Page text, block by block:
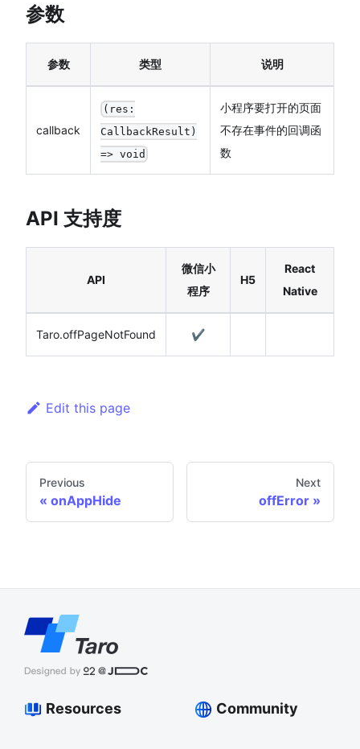
参数
参数 类型 说明
callback
(res:
CallbackResult)
=> void
小程序要打开的页面
不存在事件的回调函
数
API 支持度
API
微信小
程序
H5
React
Native
Taro.offPageNotFound ✔️
Edit this page
Previous
onAppHide
Next
offError
Resources Community